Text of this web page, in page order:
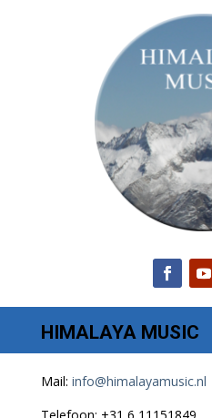
HIMALAYA MUSIC
Mail: info@himalayamusic.nl